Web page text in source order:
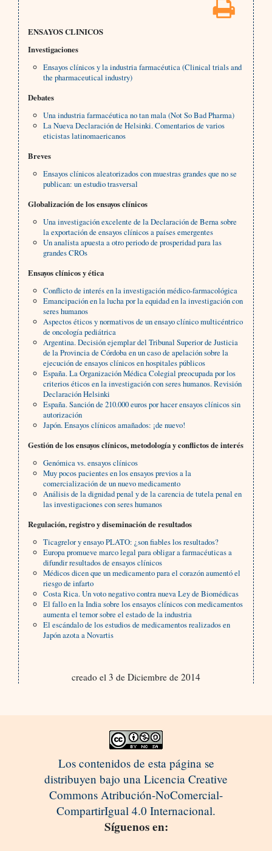
ENSAYOS CLINICOS
Investigaciones
Ensayos clínicos y la industria farmacéutica (Clinical trials and
the pharmaceutical industry)
Debates
Una industria farmacéutica no tan mala (Not So Bad Pharma)
La Nueva Declaración de Helsinki. Comentarios de varios
eticistas latinomaericanos
Breves
Ensayos clínicos aleatorizados con muestras grandes que no se
publican: un estudio trasversal
Globalización de los ensayos clínicos
Una investigación excelente de la Declaración de Berna sobre
la exportación de ensayos clínicos a países emergentes
Un analista apuesta a otro periodo de prosperidad para las
grandes CROs
Ensayos clínicos y ética
Conflicto de interés en la investigación médico-farmacológica
Emancipación en la lucha por la equidad en la investigación con
seres humanos
Aspectos éticos y normativos de un ensayo clínico multicéntrico
de oncología pediátrica
Argentina. Decisión ejemplar del Tribunal Superior de Justicia
de la Provincia de Córdoba en un caso de apelación sobre la
ejecución de ensayos clínicos en hospitales públicos
España. La Organización Médica Colegial preocupada por los
criterios éticos en la investigación con seres humanos. Revisión
Declaración Helsinki
España. Sanción de 210.000 euros por hacer ensayos clínicos sin
autorización
Japón. Ensayos clínicos amañados: ¡de nuevo!
Gestión de los ensayos clínicos, metodología y conflictos de interés
Genómica vs. ensayos clínicos
Muy pocos pacientes en los ensayos previos a la
comercialización de un nuevo medicamento
Análisis de la dignidad penal y de la carencia de tutela penal en
las investigaciones con seres humanos
Regulación, registro y diseminación de resultados
Ticagrelor y ensayo PLATO: ¿son fiables los resultados?
Europa promueve marco legal para obligar a farmacéuticas a
difundir resultados de ensayos clínicos
Médicos dicen que un medicamento para el corazón aumentó el
riesgo de infarto
Costa Rica. Un voto negativo contra nueva Ley de Biomédicas
El fallo en la India sobre los ensayos clínicos con medicamentos
aumenta el temor sobre el estado de la industria
El escándalo de los estudios de medicamentos realizados en
Japón azota a Novartis
creado el 3 de Diciembre de 2014
Los contenidos de esta página se
distribuyen bajo una Licencia Creative
Commons Atribución-NoComercial-
CompartirIgual 4.0 Internacional.
Síguenos en: